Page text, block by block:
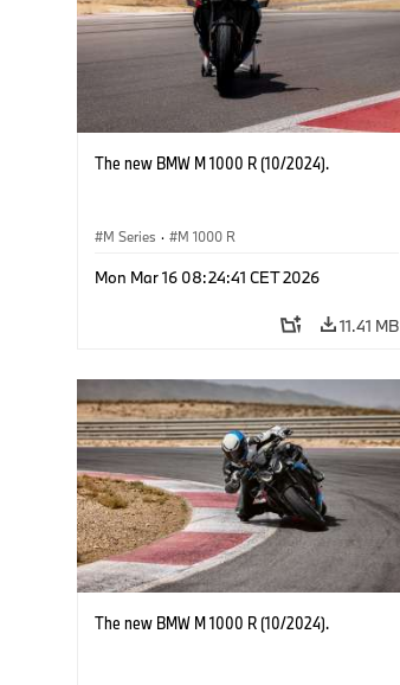
The new BMW M 1000 R (10/2024).
M Series · M 1000 R
Mon Mar 16 08:24:41 CET 2026
11.41 MB
The new BMW M 1000 R (10/2024).